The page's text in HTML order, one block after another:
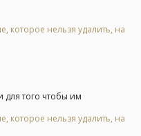
которое нельзя удалить, на
для того чтобы им
которое нельзя удалить, на